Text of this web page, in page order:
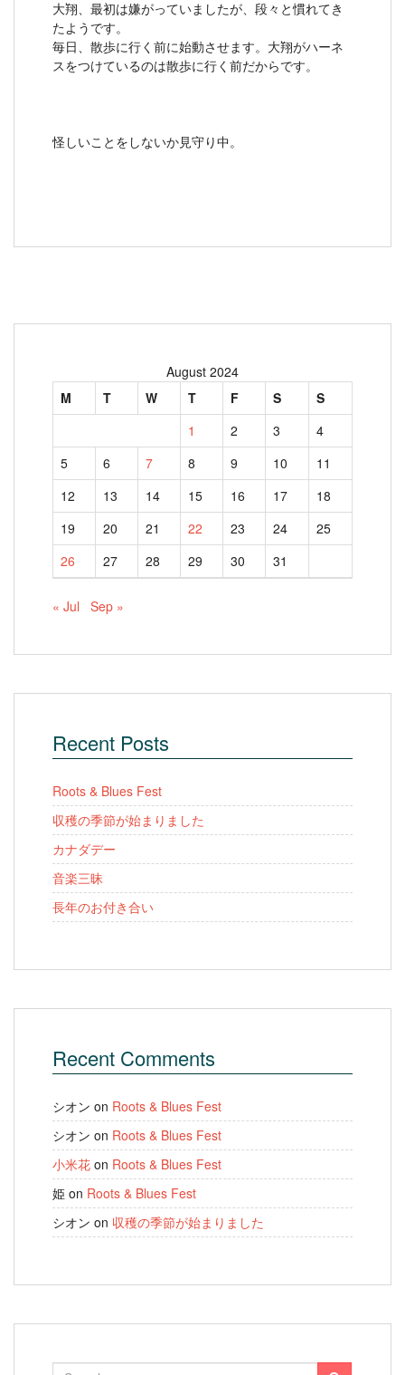
大翔、最初は嫌がっていましたが、段々と慣れてき
たようです。
毎日、散歩に行く前に始動させます。大翔がハーネ
スをつけているのは散歩に行く前だからです。
怪しいことをしないか見守り中。
August 2024
M
T W T F S
S
1
2 3
4
5
6 7 8 9 10
11
12
13 14 15 16 17
18
19
20 21 22 23 24
25
26
27 28 29 30 31
« Jul Sep »
Recent Posts
Roots & Blues Fest
収穫の季節が始まりました
カナダデー
音楽三昧
長年のお付き合い
Recent Comments
シオン on Roots & Blues Fest
シオン on Roots & Blues Fest
小米花 on Roots & Blues Fest
姫 on Roots & Blues Fest
シオン on 収穫の季節が始まりました